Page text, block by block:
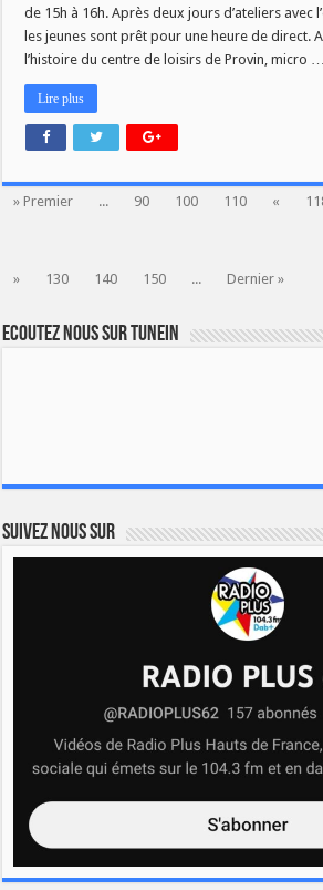
de 15h à 16h. Après deux jours d’ateliers avec
les jeunes sont prêt pour une heure de direct.
l’histoire du centre de loisirs de Provin, micro …
Lire plus
» Premier ... 90 100 110 «
»
130 140 150 ... Dernier »
Ecoutez nous sur TuneIn
Suivez nous sur